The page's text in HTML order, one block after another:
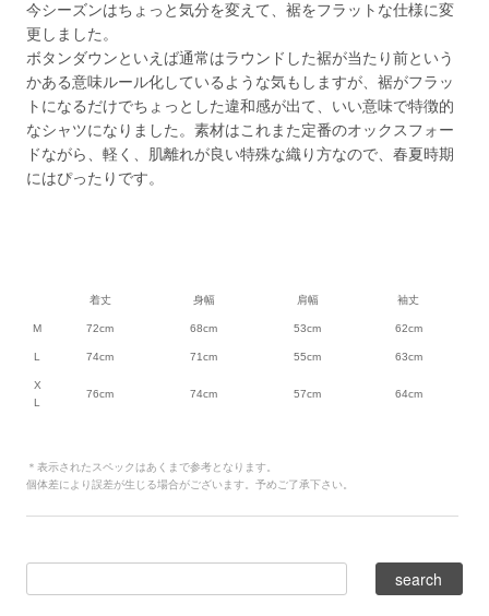
今シーズンはちょっと気分を変えて、裾をフラットな仕様に変
更しました。
ボタンダウンといえば通常はラウンドした裾が当たり前という
かある意味ルール化しているような気もしますが、裾がフラッ
トになるだけでちょっとした違和感が出て、いい意味で特徴的
なシャツになりました。素材はこれまた定番のオックスフォー
ドながら、軽く、肌離れが良い特殊な織り方なので、春夏時期
にはぴったりです。
着丈 身幅 肩幅 袖丈
M 72cm 68cm 53cm 62cm
L 74cm 71cm 55cm 63cm
X
L
76cm 74cm 57cm 64cm
＊表示されたスペックはあくまで参考となります。
個体差により誤差が生じる場合がございます。予めご了承下さい。